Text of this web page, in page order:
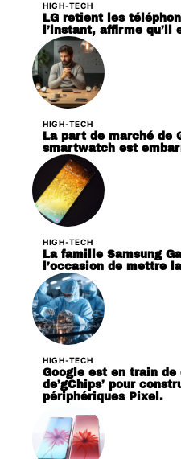
HIGH-TECH
LG retient les
l’instant, affirme qu’il
HIGH-TECH
La part de marché de
smartwatch est
HIGH-TECH
La famille Samsung
l’occasion de mettre
HIGH-TECH
Google est en train
de’gChips’ pour
périphériques Pixel.